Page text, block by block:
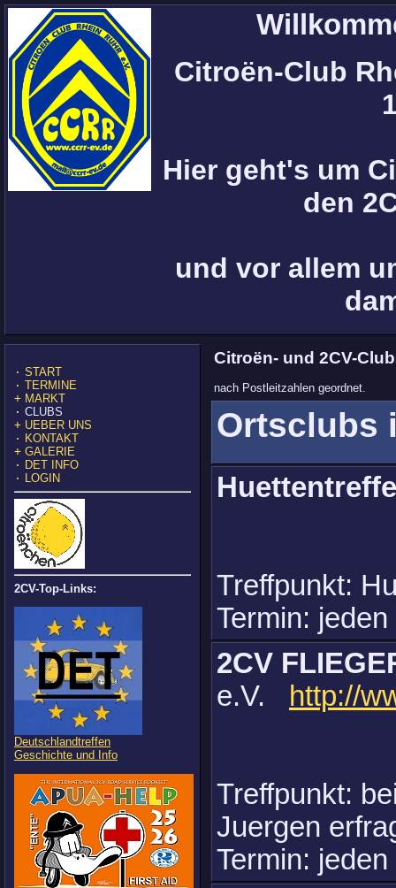
Citroën-Club
Hier geht's um
den
und vor allem
· START
· TERMINE
+ MARKT
· CLUBS
+ UEBER UNS
· KONTAKT
+ GALERIE
· DET INFO
· LOGIN
2CV-Top-Links:
Deutschlandtreffen
Geschichte und Info
Citroën- und 2CV-
nach Postleitzahlen geordnet.
Ortsclubs
Treffpunkt:
Termin:
2CV
e.V.
http://
Treffpunkt:
Juergen
Termin: